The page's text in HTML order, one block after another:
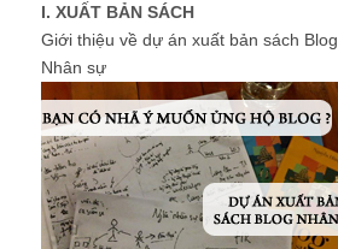
I. XUẤT BẢN SÁCH
Giới thiệu về dự án xuất bản sách Blog
Nhân sự